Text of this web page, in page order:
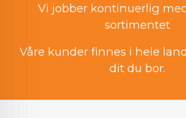
Vi jobber kontinuerlig
sortimentet
Våre kunder finnes i hele
dit du bor.